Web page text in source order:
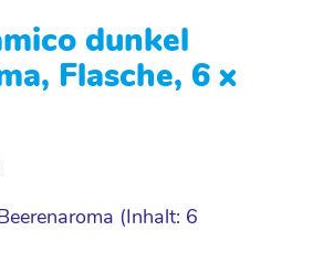
dunkel
Flasche, 6 x
(Inhalt: 6